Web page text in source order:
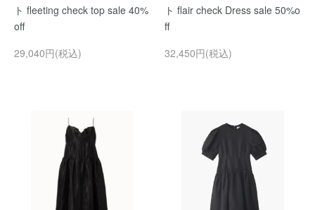
ト fleeting check top sale 40%
off
29,040円(税込)
ト flair check Dress sale 50%o
ff
32,450円(税込)